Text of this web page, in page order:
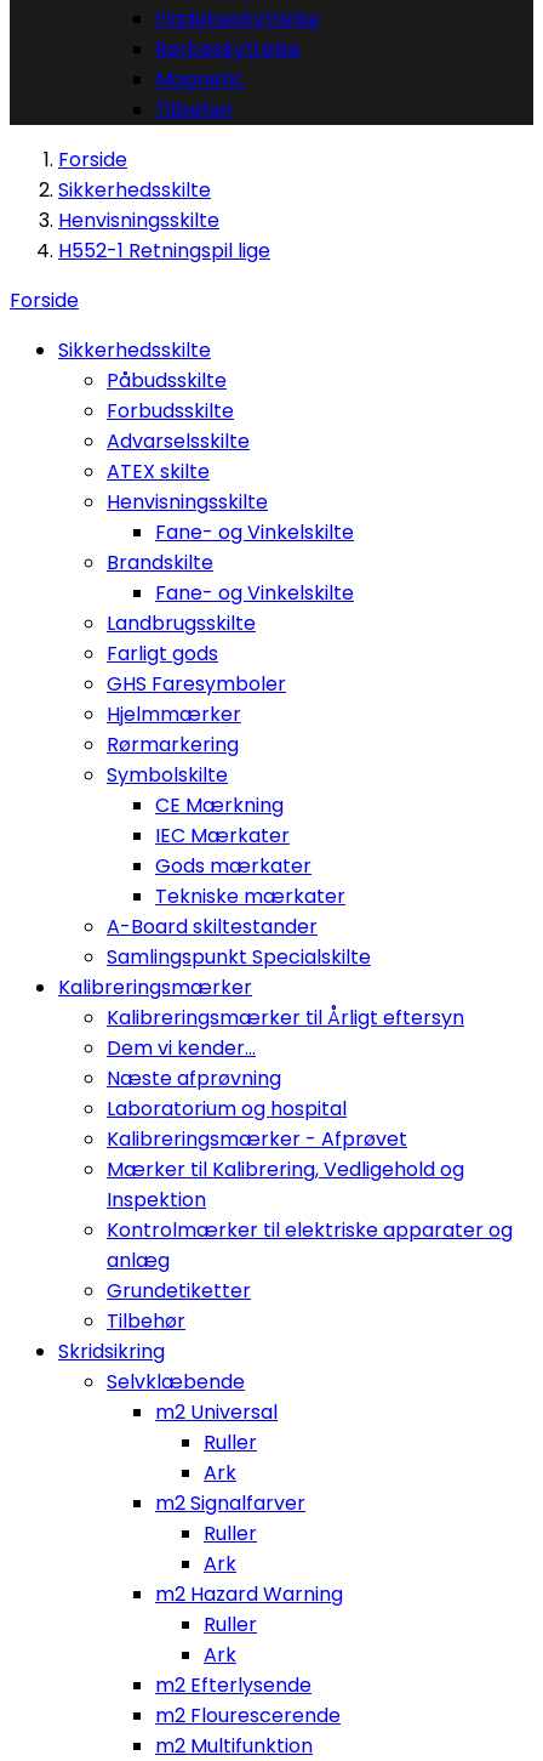
Fladebeskyttelse
Rørbeskyttelse
Magnetic
Tilbehør
Forside
Sikkerhedsskilte
Henvisningsskilte
H552-1 Retningspil lige
Forside
Sikkerhedsskilte
Påbudsskilte
Forbudsskilte
Advarselsskilte
ATEX skilte
Henvisningsskilte
Fane- og Vinkelskilte
Brandskilte
Fane- og Vinkelskilte
Landbrugsskilte
Farligt gods
GHS Faresymboler
Hjelmmærker
Rørmarkering
Symbolskilte
CE Mærkning
IEC Mærkater
Gods mærkater
Tekniske mærkater
A-Board skiltestander
Samlingspunkt Specialskilte
Kalibreringsmærker
Kalibreringsmærker til Årligt eftersyn
Dem vi kender...
Næste afprøvning
Laboratorium og hospital
Kalibreringsmærker - Afprøvet
Mærker til Kalibrering, Vedligehold og
Inspektion
Kontrolmærker til elektriske apparater og
anlæg
Grundetiketter
Tilbehør
Skridsikring
Selvklæbende
m2 Universal
Ruller
Ark
m2 Signalfarver
Ruller
Ark
m2 Hazard Warning
Ruller
Ark
m2 Efterlysende
m2 Flourescerende
m2 Multifunktion